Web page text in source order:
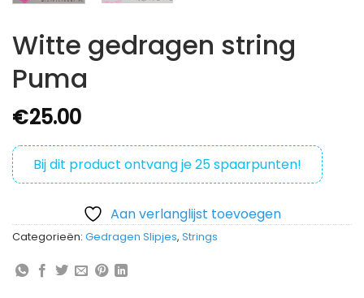
Witte gedragen string
Puma
€25.00
Bij dit product ontvang je25spaarpunten!
Aan verlanglijst toevoegen
Categorieën: Gedragen Slipjes, Strings